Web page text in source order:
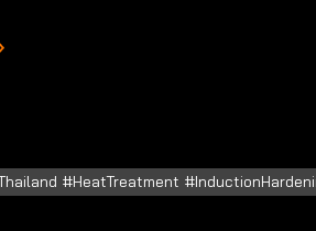
#HeatTreatment